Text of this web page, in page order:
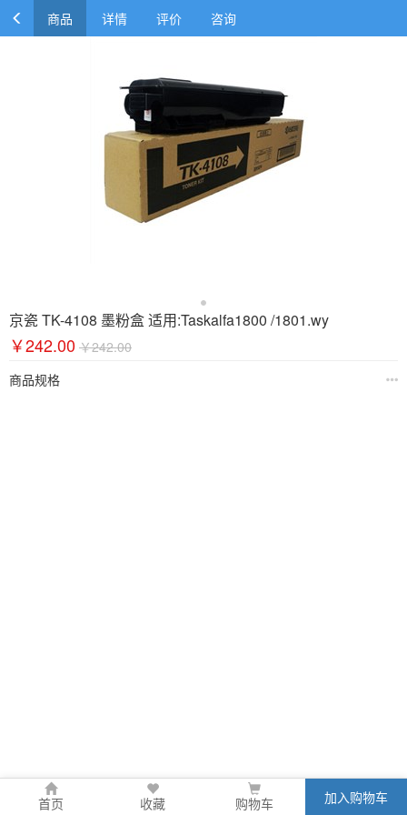
商品 详情 评价 咨询
京瓷 TK-4108 墨粉盒 适用:Taskalfa1800 /1801.wy
￥242.00 ￥242.00
商品规格
首页 收藏 购物车 加入购物车